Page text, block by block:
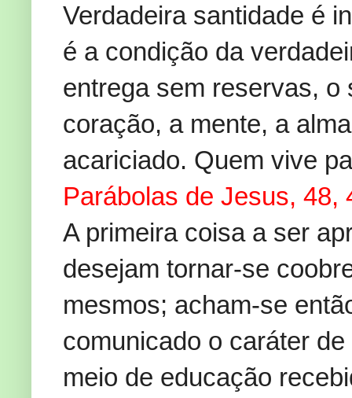
Verdadeira santidade é
é a condição da
entrega sem reservas,
coração, a mente, a
acariciado. Quem vive
Parábolas de Jesus, 48,
A primeira coisa a ser
desejam tornar-se
mesmos; acham-se
comunicado o caráter
meio de educação